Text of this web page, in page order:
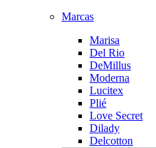
Marcas
Marisa
Del Rio
DeMillus
Moderna
Lucitex
Plié
Love Secret
Dilady
Delcotton